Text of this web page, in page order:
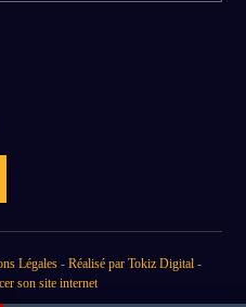
Légales - Réalisé par Tokiz Digital -
son site internet